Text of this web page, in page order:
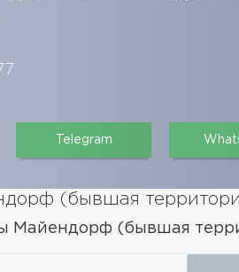
Telegram
(бывшая
Майендорф (бывшая